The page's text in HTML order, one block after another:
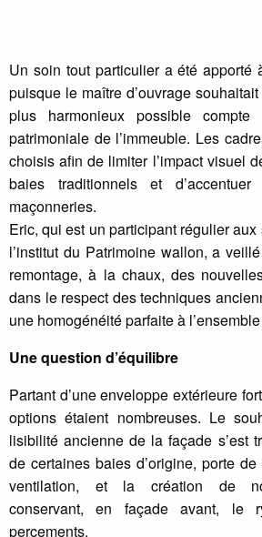
Un soin tout particulier a été apporté
puisque le maître d’ouvrage
plus harmonieux possible
patrimoniale de l’immeuble. Les
choisis afin de limiter l’impact visuel
baies traditionnels et
maçonneries.
Eric, qui est un participant régulier
l’institut du Patrimoine wallon, a
remontage, à la chaux, des
dans le respect des techniques
une homogénéité parfaite à
Une question d’équilibre
Partant d’une enveloppe extérieure
options étaient nombreuses. Le
lisibilité ancienne de la façade s’est
de certaines baies d’origine, porte
ventilation, et la création de
conservant, en façade avant, le
percements.